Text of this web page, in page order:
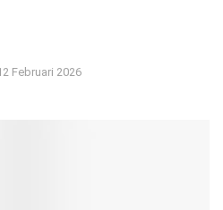
Februari 2026